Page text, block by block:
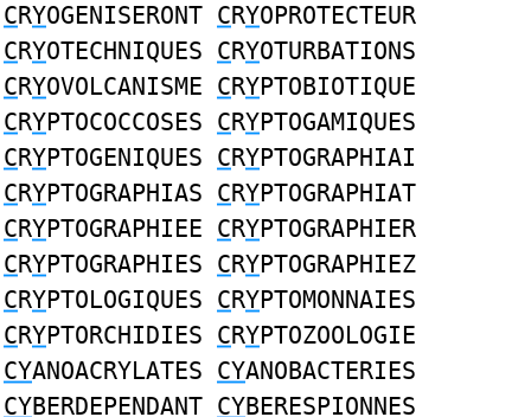
CRYOGENISERONT CRYOPROTECTEUR
CRYOTECHNIQUES CRYOTURBATIONS
CRYOVOLCANISME CRYPTOBIOTIQUE
CRYPTOCOCCOSES CRYPTOGAMIQUES
CRYPTOGENIQUES CRYPTOGRAPHIAI
CRYPTOGRAPHIAS CRYPTOGRAPHIAT
CRYPTOGRAPHIEE CRYPTOGRAPHIER
CRYPTOGRAPHIES CRYPTOGRAPHIEZ
CRYPTOLOGIQUES CRYPTOMONNAIES
CRYPTORCHIDIES CRYPTOZOOLOGIE
CYANOACRYLATES CYANOBACTERIES
CYBERDEPENDANT CYBERESPIONNES